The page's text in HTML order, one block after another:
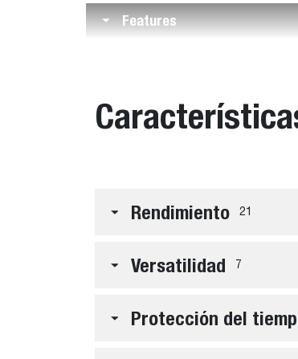
Features
Rendimiento 21
Versatilidad 7
Protección del